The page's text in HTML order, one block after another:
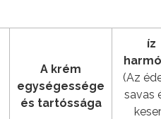
A krém
egységessége
és tartóssága
íz
(Az
savas